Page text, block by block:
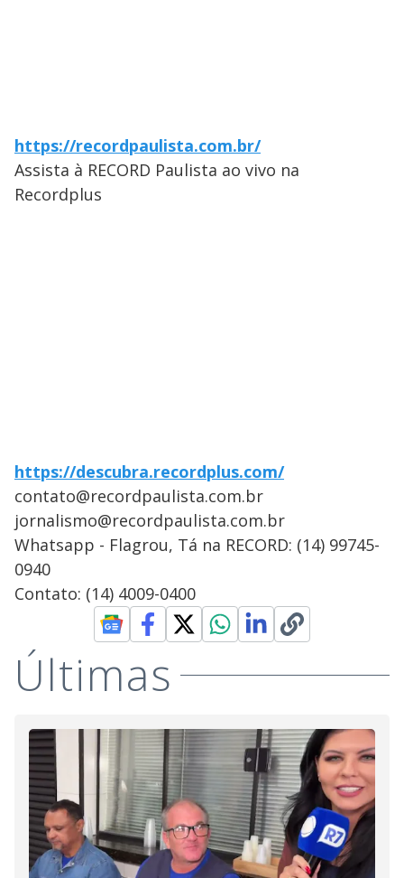
https://recordpaulista.com.br/
Assista à RECORD Paulista ao vivo na
Recordplus
https://descubra.recordplus.com/
contato@recordpaulista.com.br
jornalismo@recordpaulista.com.br
Whatsapp - Flagrou, Tá na RECORD: (14) 99745-
0940
Contato: (14) 4009-0400
Últimas